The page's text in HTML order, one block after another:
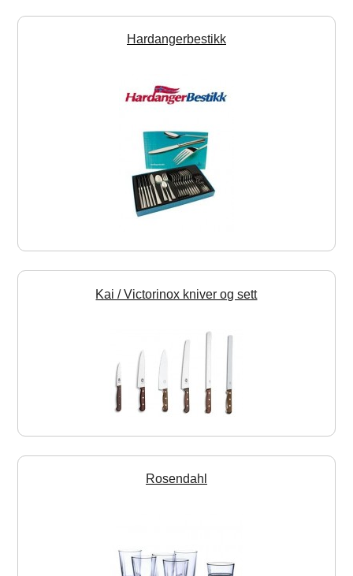
Hardangerbestikk
Kai / Victorinox kniver og sett
Rosendahl